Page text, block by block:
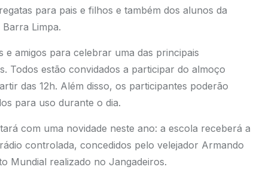
para pais e filhos e também dos alunos da
Limpa.
amigos para celebrar uma das principais
Todos estão convidados a participar do almoço
das 12h. Além disso, os participantes poderão
para uso durante o dia.
com uma novidade neste ano: a escola receberá a
controlada, concedidos pelo velejador Armando
Mundial realizado no Jangadeiros.